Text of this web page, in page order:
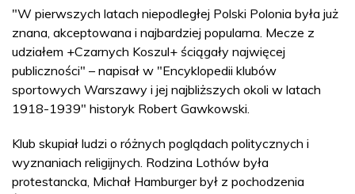
"W pierwszych latach niepodległej Polski Polonia była już
znana, akceptowana i najbardziej popularna. Mecze z
udziałem +Czarnych Koszul+ ściągały najwięcej
publiczności" – napisał w "Encyklopedii klubów
sportowych Warszawy i jej najbliższych okoli w latach
1918-1939" historyk Robert Gawkowski.
Klub skupiał ludzi o różnych poglądach politycznych i
wyznaniach religijnych. Rodzina Lothów była
protestancka, Michał Hamburger był z pochodzenia